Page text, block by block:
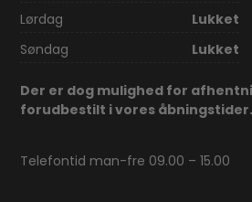
Lørdag
Lukket
Søndag
Lukket
Der er dog mulighed for
forudbestilt i vores åbningstider.
Telefontid man-fre 09.00 – 15.00